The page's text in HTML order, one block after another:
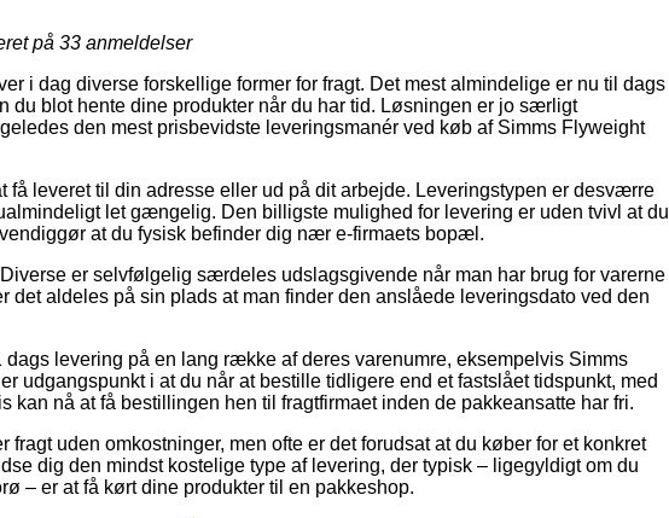
på 33 anmeldelser
i dag diverse forskellige former for fragt. Det mest almindelige er nu til dags
du blot hente dine produkter når du har tid. Løsningen er jo særligt
den mest prisbevidste leveringsmanér ved køb af Simms Flyweight
leveret til din adresse eller ud på dit arbejde. Leveringstypen er desværre
let gængelig. Den billigste mulighed for levering er uden tvivl at du
at du fysisk befinder dig nær e-firmaets bopæl.
er selvfølgelig særdeles udslagsgivende når man har brug for varerne
det aldeles på sin plads at man finder den anslåede leveringsdato ved den
dags levering på en lang række af deres varenumre, eksempelvis Simms
udgangspunkt i at du når at bestille tidligere end et fastslået tidspunkt, med
kan nå at få bestillingen hen til fragtfirmaet inden de pakkeansatte har fri.
fragt uden omkostninger, men ofte er det forudsat at du køber for et konkret
dig den mindst kostelige type af levering, der typisk – ligegyldigt om du
– er at få kørt dine produkter til en pakkeshop.